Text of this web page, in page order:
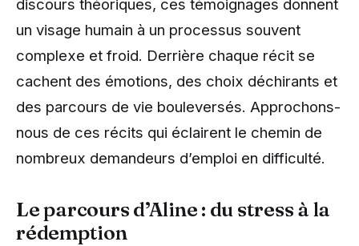
discours théoriques, ces témoignages donnent
un visage humain à un processus souvent
complexe et froid. Derrière chaque récit se
cachent des émotions, des choix déchirants et
des parcours de vie bouleversés. Approchons-
nous de ces récits qui éclairent le chemin de
nombreux demandeurs d’emploi en difficulté.
Le parcours d’Aline : du stress à la
rédemption